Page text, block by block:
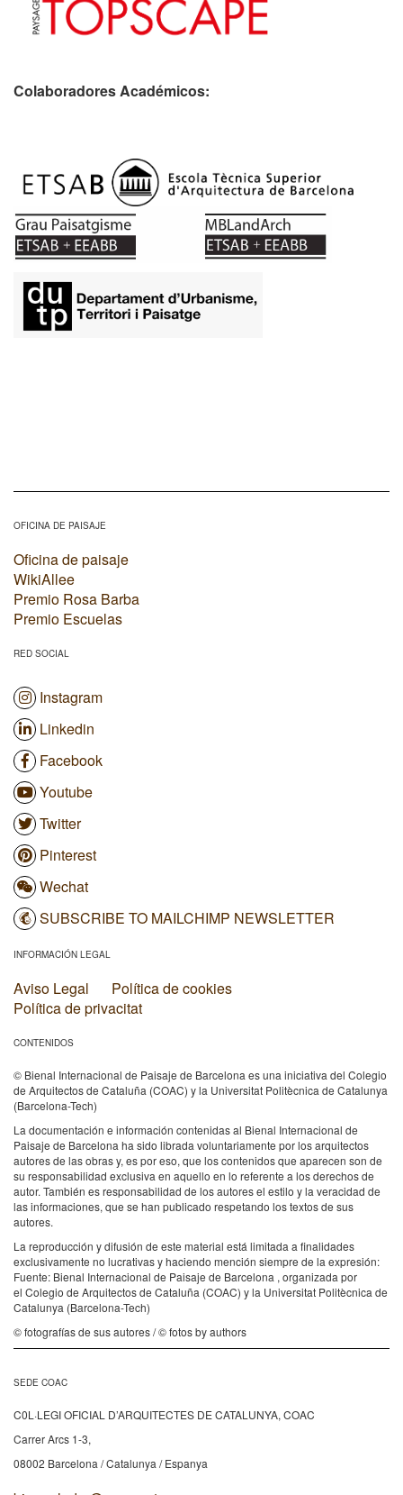
Colaboradores Académicos:
OFICINA DE PAISAJE
Oficina de paisaje
WikiAllee
Premio Rosa Barba
Premio Escuelas
RED SOCIAL
Instagram
Linkedin
Facebook
Youtube
Twitter
Pinterest
Wechat
SUBSCRIBE TO MAILCHIMP NEWSLETTER
INFORMACIÓN LEGAL
Aviso Legal
Política de cookies
Política de privacitat
CONTENIDOS
© Bienal Internacional de Paisaje de Barcelona es una iniciativa del Colegio
de Arquitectos de Cataluña (COAC) y la Universitat Politècnica de Catalunya
(Barcelona-Tech)
La documentación e información contenidas al Bienal Internacional de
Paisaje de Barcelona ha sido librada voluntariamente por los arquitectos
autores de las obras y, es por eso, que los contenidos que aparecen son de
su responsabilidad exclusiva en aquello en lo referente a los derechos de
autor. También es responsabilidad de los autores el estilo y la veracidad de
las informaciones, que se han publicado respetando los textos de sus
autores.
La reproducción y difusión de este material está limitada a finalidades
exclusivamente no lucrativas y haciendo mención siempre de la expresión:
Fuente: Bienal Internacional de Paisaje de Barcelona , organizada por
el Colegio de Arquitectos de Cataluña (COAC) y la Universitat Politècnica de
Catalunya (Barcelona-Tech)
© fotografías de sus autores / © fotos by authors
SEDE COAC
C0L·LEGI OFICIAL D’ARQUITECTES DE CATALUNYA, COAC
Carrer Arcs 1-3,
08002 Barcelona / Catalunya / Espanya